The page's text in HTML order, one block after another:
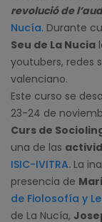
revolució de
Nucía. Durante
Seu de La Nucia
youtubers, redes
valenciano.
Este curso se
23-24 de
Curs de
una de las
ISIC-IVITRA. La
presencia de
de Fiolosofía y
de La Nucía,